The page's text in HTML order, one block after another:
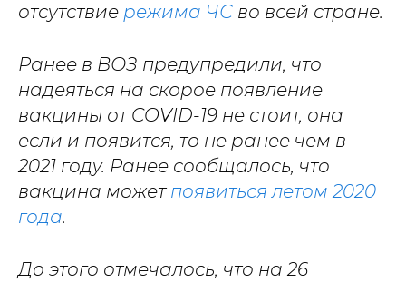
отсутствие режима ЧС во всей стране.
Ранее в ВОЗ предупредили, что
надеяться на скорое появление
вакцины от COVID-19 не стоит, она
если и появится, то не ранее чем в
2021 году. Ранее сообщалось, что
вакцина может появиться летом 2020
года.
До этого отмечалось, что на 26